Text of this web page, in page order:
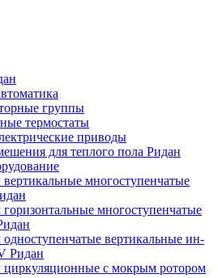
группы
термостаты
приводы
для теплого пола Ридан
многоступенчатые
многоступенчатые
вертикальные ин-
Ридан
циркуляционные с мокрым ротором